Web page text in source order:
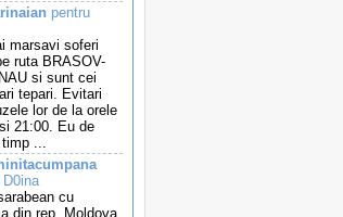
pentru
marsavi soferi
ruta BRASOV-
si sunt cei
tepari. Evitari
lor de la orele
21:00. Eu de
...
D0ina
cu
din rep. Moldova